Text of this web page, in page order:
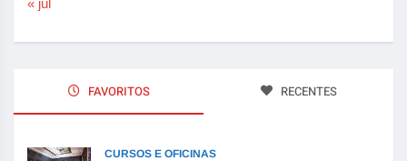
FAVORITOS RECENTES
CURSOS E OFICINAS